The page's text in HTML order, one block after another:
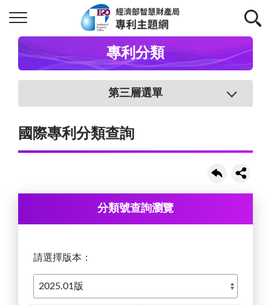
專利分類
第三層選單
國際專利分類查詢
分類號查詢瀏覽
請選擇版本：